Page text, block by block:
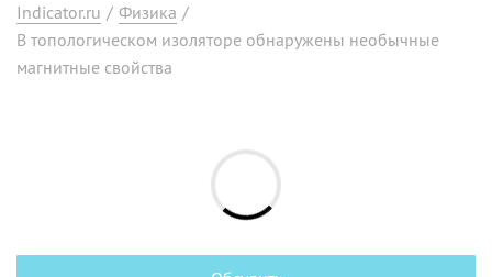
Indicator.ru / Физика /
В топологическом изоляторе обнаружены необычные
магнитные свойства